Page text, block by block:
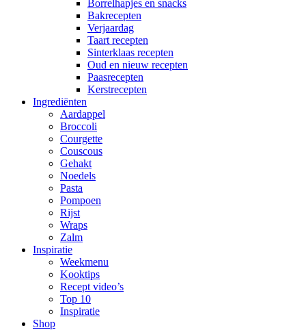
Borrelhapjes en snacks
Bakrecepten
Verjaardag
Taart recepten
Sinterklaas recepten
Oud en nieuw recepten
Paasrecepten
Kerstrecepten
Ingrediënten
Aardappel
Broccoli
Courgette
Couscous
Gehakt
Noedels
Pasta
Pompoen
Rijst
Wraps
Zalm
Inspiratie
Weekmenu
Kooktips
Recept video’s
Top 10
Inspiratie
Shop